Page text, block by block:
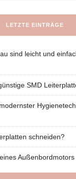
LETZTE EINTRÄGE
sind leicht und
SMD
schneiden?
Außenbordmotors